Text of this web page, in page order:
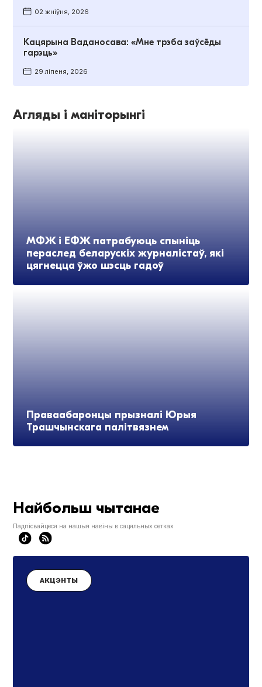
02 жніўня, 2026
Кацярына Ваданосава: «Мне трэба заўсёды
гарэць»
29 ліпеня, 2026
Агляды і маніторынгі
МФЖ і ЕФЖ патрабуюць спыніць
пераслед беларускіх журналістаў, які
цягнецца ўжо шэсць гадоў
Праваабаронцы прызналі Юрыя
Трашчынскага палітвязнем
Найбольш чытанае
Падпісвайцеся на нашыя навіны в сацяльных сетках
АКЦЭНТЫ